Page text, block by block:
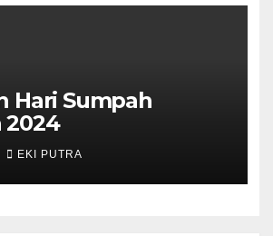
Hari Sumpah
2024
EKI PUTRA